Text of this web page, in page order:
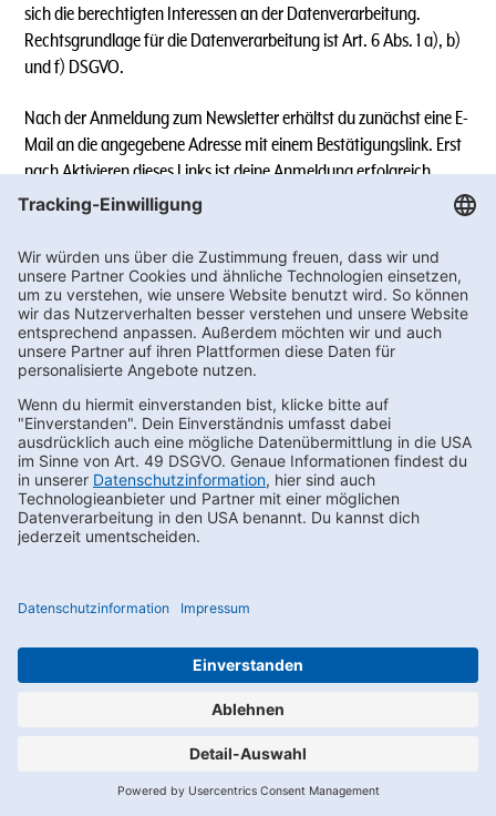
sich die berechtigten Interessen an der Datenverarbeitung.
Rechtsgrundlage für die Datenverarbeitung ist Art. 6 Abs. 1 a), b)
und f) DSGVO.
Nach der Anmeldung zum Newsletter erhältst du zunächst eine E-
Mail an die angegebene Adresse mit einem Bestätigungslink. Erst
nach Aktivieren dieses Links ist deine Anmeldung erfolgreich.
Sollte der Link in dem angegebenen Zeitraum nicht aktiviert
5.1.) Newsletter-Versand über WhatsApp
Du kannst den Newsletter auch über WhatsApp abonnieren,
indem Du den dafür vorgesehenen QR-Code scannst. Nach der
Anmeldung zum Newsletter erhältst du zunächst eine Nachricht
im Chat mit einem Bestätigungsfenster. Erst nach Aktivieren ist
deine Anmeldung erfolgreich. Sollte der Link in dem angegebenen
Zeitraum nicht aktiviert werden, werden die angegebenen Daten
wieder gelöscht.
im Rahmen eines Auftragsverarbeitungsvertrages.
Die Nutzung von WhatsApp unterliegt allein den von Dir mit
Nutzungsbedingungen von WhatsApp liegen uns durch Deine
Kontaktaufnahme Deine Telefonnummer und Dein Username